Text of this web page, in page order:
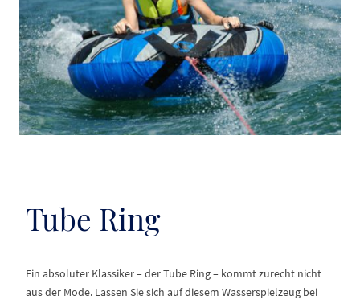
Tube Ring
Ein absoluter Klassiker – der Tube Ring – kommt zurecht nicht
aus der Mode. Lassen Sie sich auf diesem Wasserspielzeug bei